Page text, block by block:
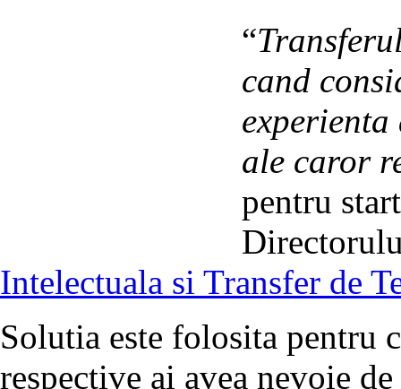
“
cand
ale caror
pentru
Intelectuala si Transfer de
Solutia este folosita pentru
respective ai avea nevoie